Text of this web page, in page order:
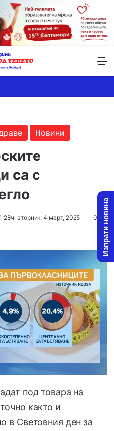
Новини
са с
вторник, 4 март, 2025 0
под товара на
както и
в Световния ден за
Изпрати новина